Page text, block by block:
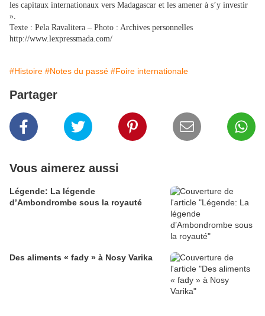
les capitaux internationaux vers Madagascar et les amener à s’y investir
».
Texte : Pela Ravalitera – Photo : Archives personnelles
http://www.lexpressmada.com/
#Histoire #Notes du passé #Foire internationale
Partager
Vous aimerez aussi
Légende: La légende
d’Ambondrombe sous la royauté
Des aliments « fady » à Nosy Varika